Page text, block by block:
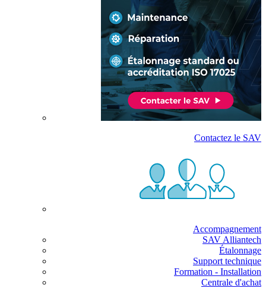
Contactez le SAV
Accompagnement
SAV Alliantech
Étalonnage
Support technique
Formation - Installation
Centrale d'achat